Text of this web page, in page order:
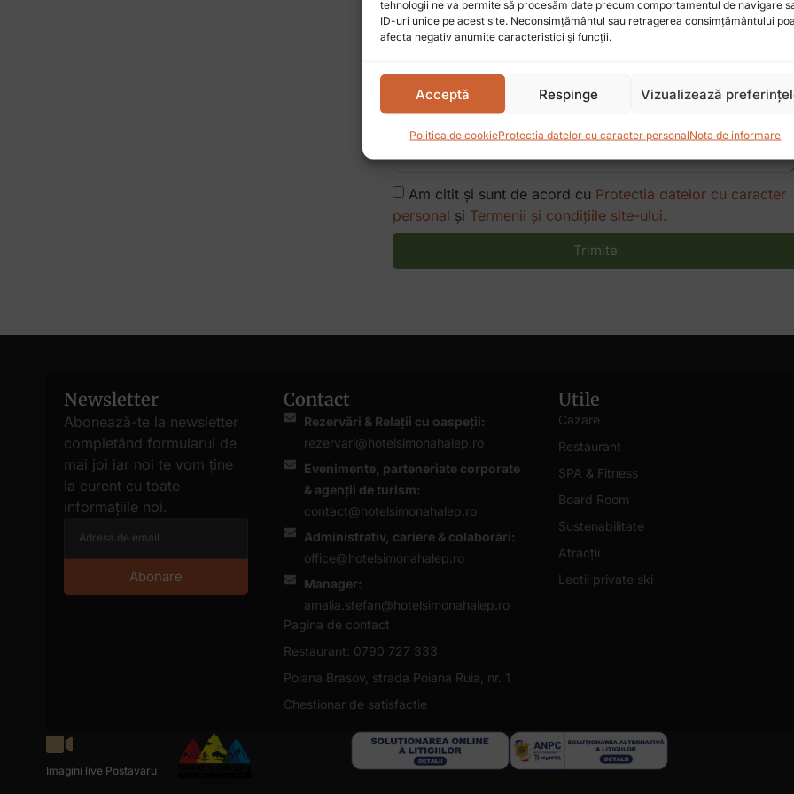
tehnologii ne va permite să procesăm date precum comportamentul de navigare
ID-uri unice pe acest site. Neconsimțământul sau retragerea consimțământului
afecta negativ anumite caracteristici și funcții.
Acceptă Respinge Vizualizează
Politica de cookieProtectia datelor cu caracter personalNota de informare
Am citit și sunt de acord cu Protectia datelor cu caracter
personal și Termenii și condițiile site-ului.
Trimite
Newsletter
Abonează-te la newsletter
completând formularul de
mai joi iar noi te vom ține
la curent cu toate
informațiile noi.
Abonare
Contact
Rezervări & Relații cu oaspeții:
rezervari@hotelsimonahalep.ro
Evenimente, parteneriate corporate
& agenții de turism:
contact@hotelsimonahalep.ro
Administrativ, cariere & colaborări:
office@hotelsimonahalep.ro
Manager:
amalia.stefan@hotelsimonahalep.ro
Pagina de contact
Restaurant: 0790 727 333
Poiana Brasov, strada Poiana Ruia, nr. 1
Chestionar de satisfactie
Utile
Cazare
Restaurant
SPA & Fitness
Board Room
Sustenabilitate
Atracții
Lectii private ski
Imagini live Postavaru